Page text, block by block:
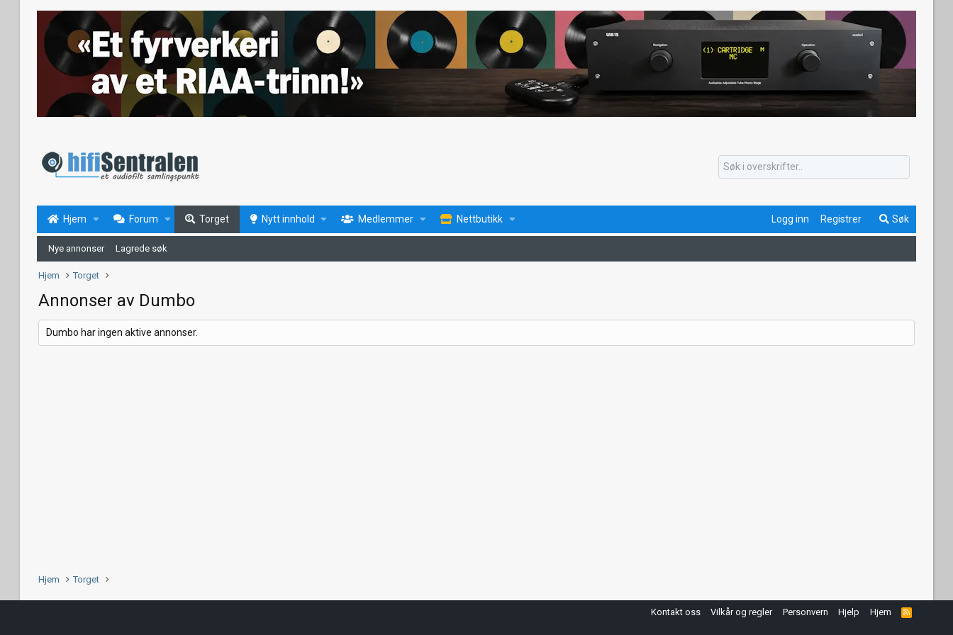
Hjem Forum Torget Nytt innhold Medlemmer Nettbutikk Logg inn Registrer Søk
Nye annonser Lagrede søk
Hjem Torget
Annonser av Dumbo
Dumbo har ingen aktive annonser.
Hjem Torget
Kontakt oss Vilkår og regler Personvern Hjelp Hjem
R
S